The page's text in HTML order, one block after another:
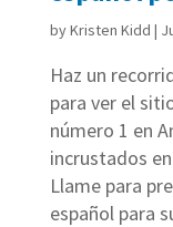
byKristen Kidd |
Haz un
para ver el
número 1 en
incrustados
Llame para
español para